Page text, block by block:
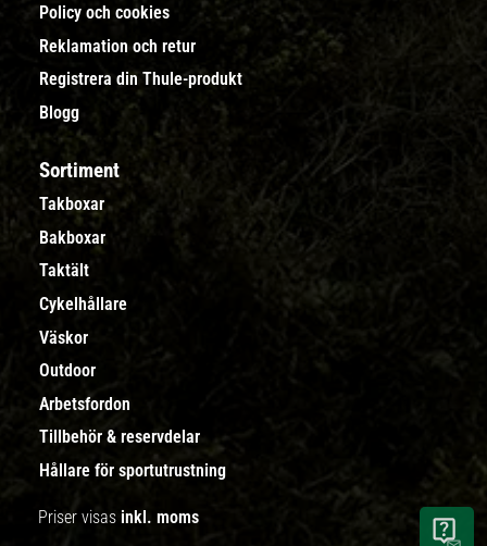
Policy och cookies
Reklamation och retur
Registrera din Thule-produkt
Blogg
Sortiment
Takboxar
Bakboxar
Taktält
Cykelhållare
Väskor
Outdoor
Arbetsfordon
Tillbehör & reservdelar
Hållare för sportutrustning
Priser visas inkl. moms